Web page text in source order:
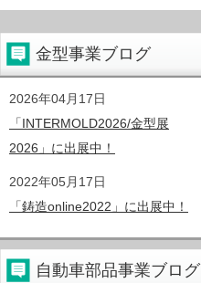
金型事業ブログ
2026年04月17日
「INTERMOLD2026/金型展
2026」に出展中！
2022年05月17日
「鋳造online2022」に出展中！
自動車部品事業ブログ